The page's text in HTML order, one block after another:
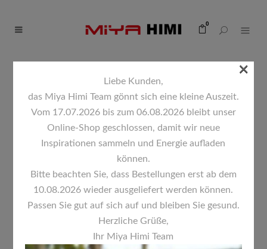
0
Liebe Kunden,
das Miya Himi Team gönnt sich eine kleine Auszeit.
Vom 17.07.2026 bis zum 06.08.2026 bleibt unser
Online-Shop geschlossen, damit wir neue
Inspirationen sammeln und Energie aufladen
können.
Bitte beachten Sie, dass Bestellungen erst ab dem
10.08.2026 wieder ausgeliefert werden können.
Passen Sie gut auf sich auf und bleiben Sie gesund.
Herzliche Grüße,
Ihr Miya Himi Team
×